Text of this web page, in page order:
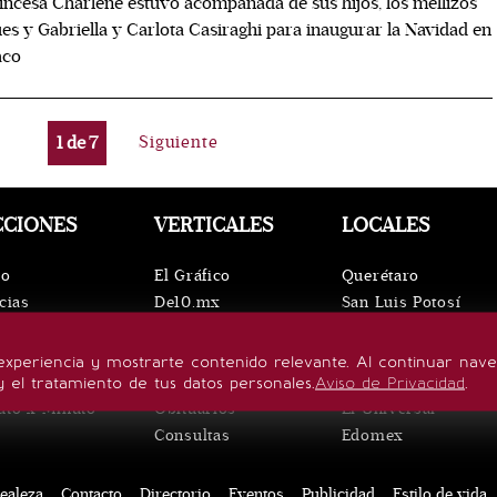
y Gabriella y Carlota Casiraghi para inaugurar la Navidad en
1de7 Siguiente
y mostrarte contenido relevante. Al continuar
el tratamiento de tus datos personales.Aviso de Privacidad.
de vida
x Minuto
VERTICALES
El Gráfico
De10.mx
Confabulario
Aviso Oportuno
Obituarios
Consultas
LOCALES
Querétaro
San Luis Potosí
Puebla
Hidalgo
El Universal
Edomex